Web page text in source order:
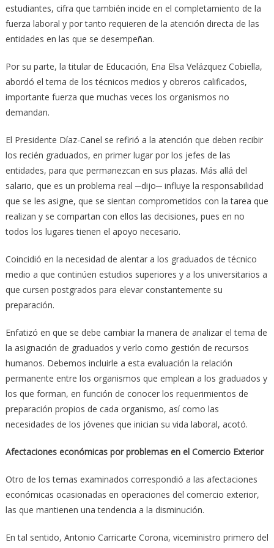
estudiantes, cifra que también incide en el completamiento de la
fuerza laboral y por tanto requieren de la atención directa de las
entidades en las que se desempeñan.
Por su parte, la titular de Educación, Ena Elsa Velázquez Cobiella,
abordó el tema de los técnicos medios y obreros calificados,
importante fuerza que muchas veces los organismos no
demandan.
El Presidente Díaz-Canel se refirió a la atención que deben recibir
los recién graduados, en primer lugar por los jefes de las
entidades, para que permanezcan en sus plazas. Más allá del
salario, que es un problema real ─dijo─ influye la responsabilidad
que se les asigne, que se sientan comprometidos con la tarea que
realizan y se compartan con ellos las decisiones, pues en no
todos los lugares tienen el apoyo necesario.
Coincidió en la necesidad de alentar a los graduados de técnico
medio a que continúen estudios superiores y a los universitarios a
que cursen postgrados para elevar constantemente su
preparación.
Enfatizó en que se debe cambiar la manera de analizar el tema de
la asignación de graduados y verlo como gestión de recursos
humanos. Debemos incluirle a esta evaluación la relación
permanente entre los organismos que emplean a los graduados y
los que forman, en función de conocer los requerimientos de
preparación propios de cada organismo, así como las
necesidades de los jóvenes que inician su vida laboral, acotó.
Afectaciones económicas por problemas en el Comercio Exterior
Otro de los temas examinados correspondió a las afectaciones
económicas ocasionadas en operaciones del comercio exterior,
las que mantienen una tendencia a la disminución.
En tal sentido, Antonio Carricarte Corona, viceministro primero del